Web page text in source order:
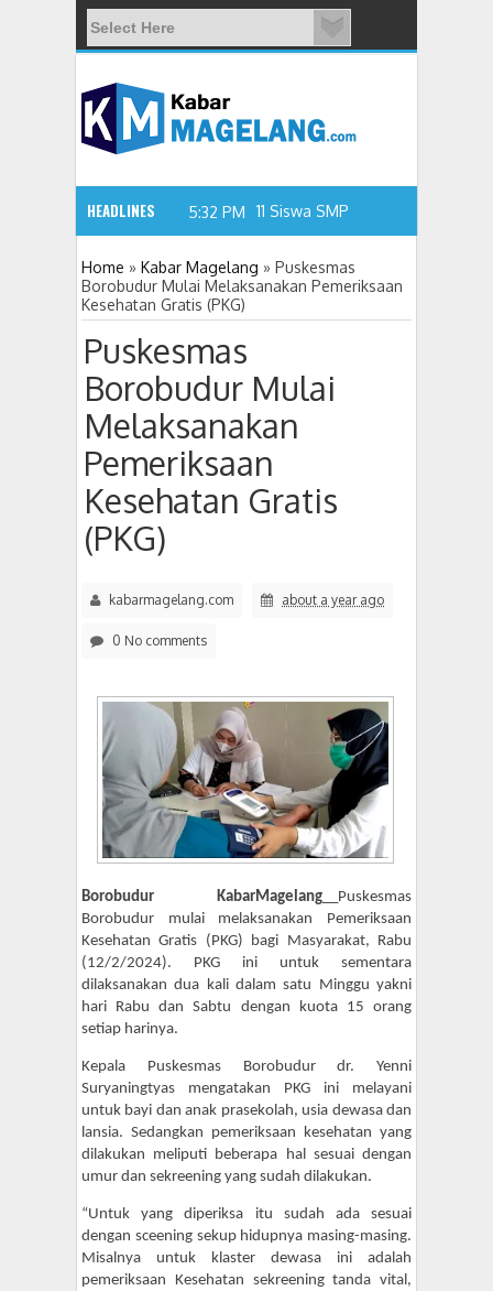
HEADLINES
5:32 PM 11 Siswa SMPN 3 Candimulyo Di
Home » Kabar Magelang » Puskesmas
Borobudur Mulai Melaksanakan Pemeriksaan
Kesehatan Gratis (PKG)
Puskesmas
Borobudur Mulai
Melaksanakan
Pemeriksaan
Kesehatan Gratis
(PKG)
kabarmagelang.com about a year ago
0 No comments
Borobudur KabarMagelang __Puskesmas
Borobudur mulai melaksanakan Pemeriksaan
Kesehatan Gratis (PKG) bagi Masyarakat, Rabu
(12/2/2024). PKG ini untuk sementara
dilaksanakan dua kali dalam satu Minggu yakni
hari Rabu dan Sabtu dengan kuota 15 orang
setiap harinya.
Kepala Puskesmas Borobudur dr. Yenni
Suryaningtyas mengatakan PKG ini melayani
untuk bayi dan anak prasekolah, usia dewasa dan
lansia. Sedangkan pemeriksaan kesehatan yang
dilakukan meliputi beberapa hal sesuai dengan
umur dan sekreening yang sudah dilakukan.
“Untuk yang diperiksa itu sudah ada sesuai
dengan sceening sekup hidupnya masing-masing.
Misalnya untuk klaster dewasa ini adalah
pemeriksaan Kesehatan sekreening tanda vital,